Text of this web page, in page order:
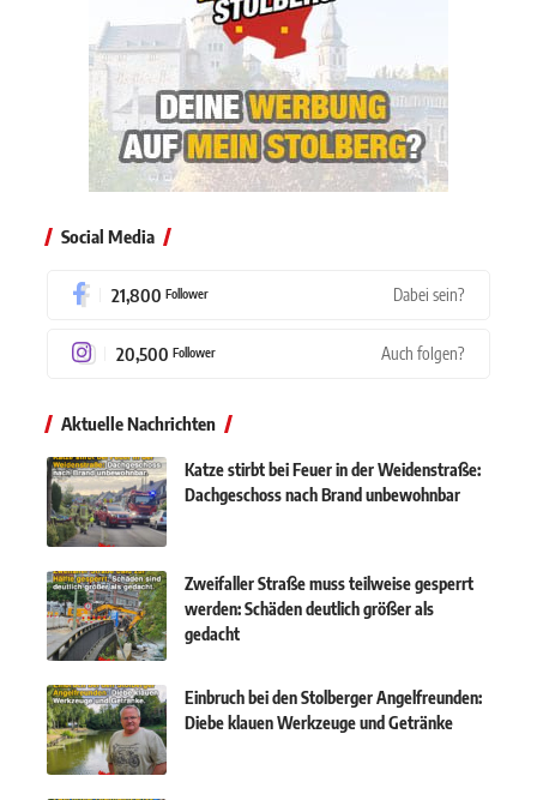
Social Media
21,800 Follower Dabei sein?
20,500 Follower Auch folgen?
Aktuelle Nachrichten
Katze stirbt bei Feuer in der Weidenstraße:
Dachgeschoss nach Brand unbewohnbar
Zweifaller Straße muss teilweise gesperrt
werden: Schäden deutlich größer als
gedacht
Einbruch bei den Stolberger Angelfreunden:
Diebe klauen Werkzeuge und Getränke